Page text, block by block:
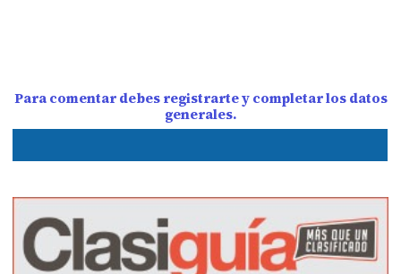
Para comentar debes registrarte y completar los datos
generales.